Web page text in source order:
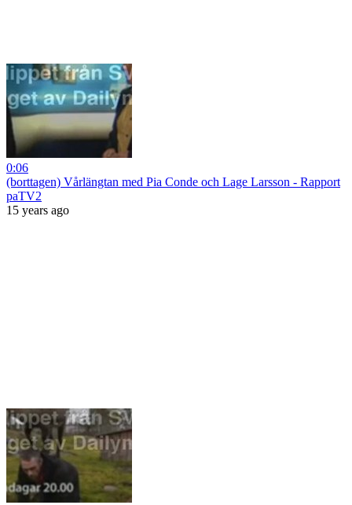
0:06
(borttagen) Vårlängtan med Pia Conde och Lage Larsson - Rapport
paTV2
15 years ago